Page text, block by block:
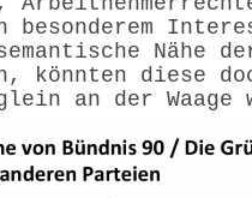
Nähe der
könnten diese
an der Waage